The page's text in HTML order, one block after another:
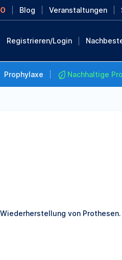
Blog Veranstaltungen
Registrieren/Login
Prophylaxe Nachhaltige
von